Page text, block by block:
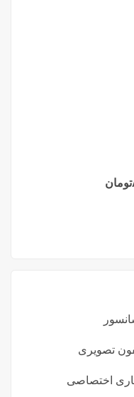
تومان
تصویری
اختصاصی